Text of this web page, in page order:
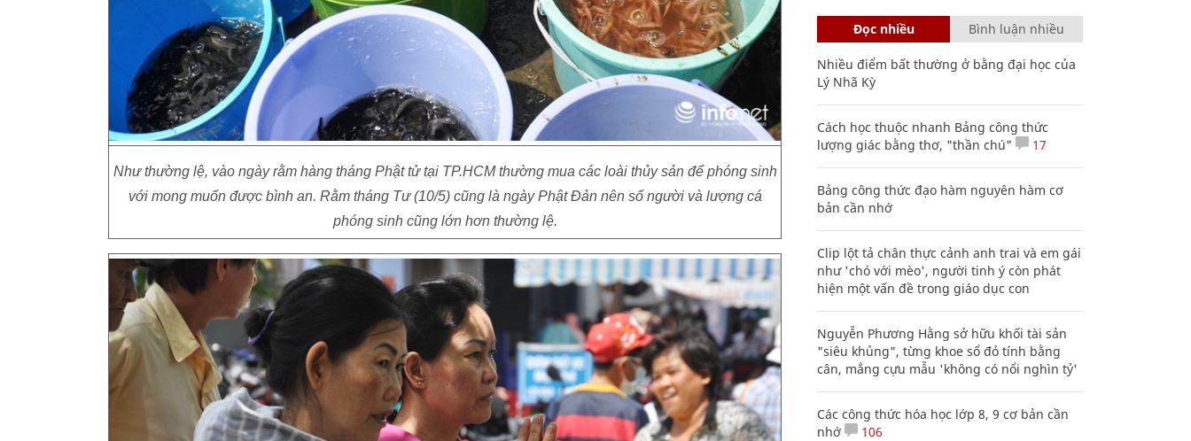
Như thường lệ, vào ngày rằm hàng tháng Phật tử tại TP.HCM thường mua các loài thủy sản để phóng sinh
với mong muốn được bình an. Rằm tháng Tư (10/5) cũng là ngày Phật Đản nên số người và lượng cá
phóng sinh cũng lớn hơn thường lệ.
Đọc nhiều Bình luận nhiều
Nhiều điểm bất thường ở bằng đại học của
Lý Nhã Kỳ
Cách học thuộc nhanh Bảng công thức
lượng giác bằng thơ, "thần chú"
17
Bảng công thức đạo hàm nguyên hàm cơ
bản cần nhớ
Clip lột tả chân thực cảnh anh trai và em gái
như 'chó với mèo', người tinh ý còn phát
hiện một vấn đề trong giáo dục con
Nguyễn Phương Hằng sở hữu khối tài sản
"siêu khủng", từng khoe sổ đỏ tính bằng
cân, mắng cựu mẫu 'không có nổi nghìn tỷ'
Các công thức hóa học lớp 8, 9 cơ bản cần
nhớ
106